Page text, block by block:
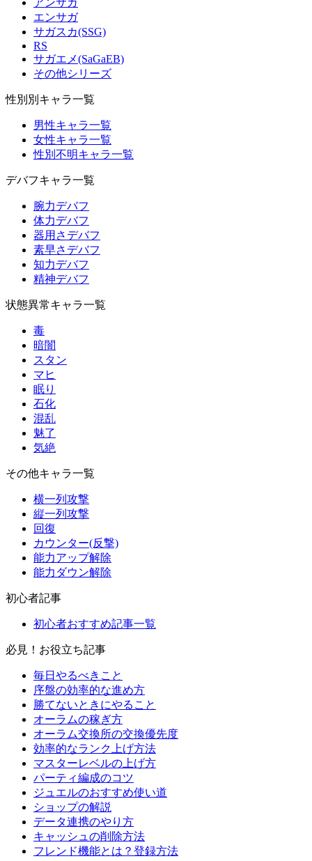
アンサガ
エンサガ
サガスカ(SSG)
RS
サガエメ(SaGaEB)
その他シリーズ
性別別キャラ一覧
男性キャラ一覧
女性キャラ一覧
性別不明キャラ一覧
デバフキャラ一覧
腕力デバフ
体力デバフ
器用さデバフ
素早さデバフ
知力デバフ
精神デバフ
状態異常キャラ一覧
毒
暗闇
スタン
マヒ
眠り
石化
混乱
魅了
気絶
その他キャラ一覧
横一列攻撃
縦一列攻撃
回復
カウンター(反撃)
能力アップ解除
能力ダウン解除
初心者記事
初心者おすすめ記事一覧
必見！お役立ち記事
毎日やるべきこと
序盤の効率的な進め方
勝てないときにやること
オーラムの稼ぎ方
オーラム交換所の交換優先度
効率的なランク上げ方法
マスターレベルの上げ方
パーティ編成のコツ
ジュエルのおすすめ使い道
ショップの解説
データ連携のやり方
キャッシュの削除方法
フレンド機能とは？登録方法